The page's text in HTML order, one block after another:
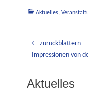
Kategorien
Aktuelles,
← zurückblättern
Vorheriger
Impressionen von
Aktuelles